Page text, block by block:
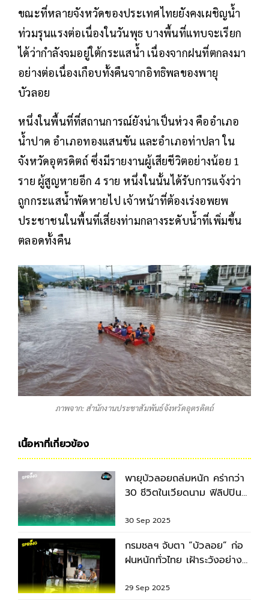
ขณะที่หลายจังหวัดของประเทศไทยยังคงเผชิญน้ำ
ท่วมรุนแรงต่อเนื่องในวันพุธ บางพื้นที่แทบจะเรียก
ได้ว่ากำลังจมอยู่ใต้กระแสน้ำ เนื่องจากฝนที่ตกลงมา
อย่างต่อเนื่องเกือบทั้งคืนจากอิทธิพลของพายุ
บัวลอย
หนึ่งในพื้นที่ที่สถานการณ์ยังน่าเป็นห่วง คืออำเภอ
น้ำปาด อำเภอทองแสนขัน และอำเภอท่าปลา ใน
จังหวัดอุตรดิตถ์ ซึ่งมีรายงานผู้เสียชีวิตอย่างน้อย 1
ราย ผู้สูญหายอีก 4 ราย หนึ่งในนั้นได้รับการแจ้งว่า
ถูกกระแสน้ำพัดหายไป เจ้าหน้าที่ต้องเร่งอพยพ
ประชาชนในพื้นที่เสี่ยงท่ามกลางระดับน้ำที่เพิ่มขึ้น
ตลอดทั้งคืน
ภาพจาก: สำนักงานประชาสัมพันธ์จังหวัดอุตรดิตถ์
เนื้อหาที่เกี่ยวข้อง
พายุบัวลอยถล่มหนัก คร่ากว่า
30 ชีวิตในเวียดนาม ฟิลิปปินส์
30 Sep 2025
กรมชลฯ จับตา “บัวลอย” ก่อ
ฝนหนักทั่วไทย เฝ้าระวังอย่าง
29 Sep 2025